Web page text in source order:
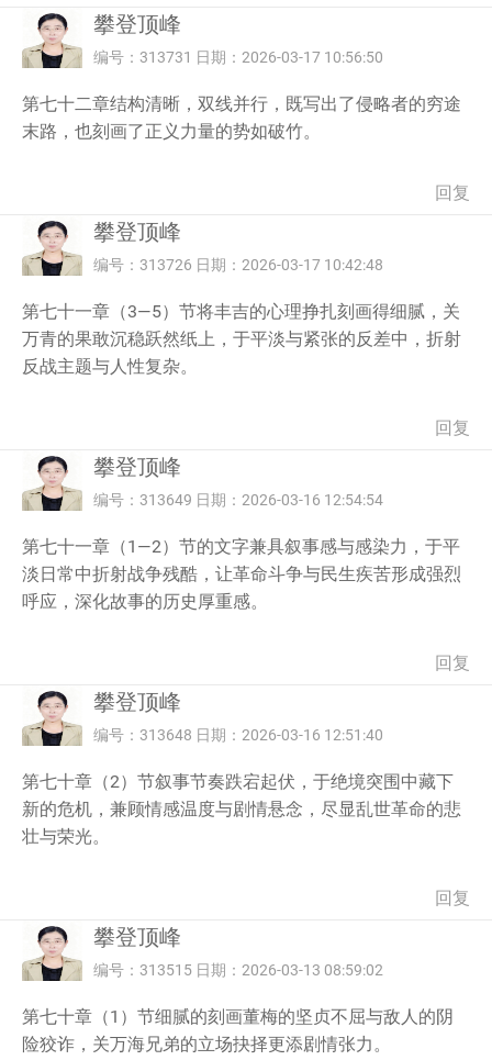
攀登顶峰
编号：313731 日期：2026-03-17 10:56:50
第七十二章结构清晰，双线并行，既写出了侵略者的穷途
末路，也刻画了正义力量的势如破竹。
回复
攀登顶峰
编号：313726 日期：2026-03-17 10:42:48
第七十一章（3—5）节将丰吉的心理挣扎刻画得细腻，关
万青的果敢沉稳跃然纸上，于平淡与紧张的反差中，折射
反战主题与人性复杂。
回复
攀登顶峰
编号：313649 日期：2026-03-16 12:54:54
第七十一章（1—2）节的文字兼具叙事感与感染力，于平
淡日常中折射战争残酷，让革命斗争与民生疾苦形成强烈
呼应，深化故事的历史厚重感。
回复
攀登顶峰
编号：313648 日期：2026-03-16 12:51:40
第七十章（2）节叙事节奏跌宕起伏，于绝境突围中藏下
新的危机，兼顾情感温度与剧情悬念，尽显乱世革命的悲
壮与荣光。
回复
攀登顶峰
编号：313515 日期：2026-03-13 08:59:02
第七十章（1）节细腻的刻画董梅的坚贞不屈与敌人的阴
险狡诈，关万海兄弟的立场抉择更添剧情张力。